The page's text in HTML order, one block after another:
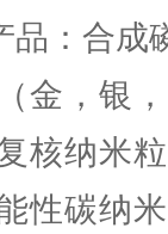
品：合成
金，银
核纳米
性碳纳